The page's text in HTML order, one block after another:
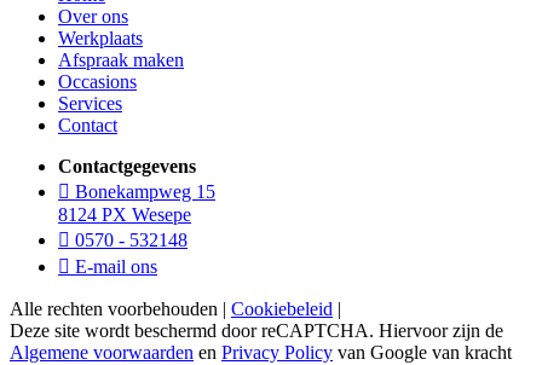
Over ons
Werkplaats
Afspraak maken
Occasions
Services
Contact
Contactgegevens
Bonekampweg 15
8124 PX Wesepe
0570 - 532148
E-mail ons
Alle rechten voorbehouden | Cookiebeleid |
Deze site wordt beschermd door reCAPTCHA. Hiervoor zijn de
Algemene voorwaarden en Privacy Policy van Google van kracht